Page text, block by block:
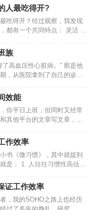
？4条亲身经历的硬道理送给
人最吃得开?
吃得开？经过观察，我发现
都有一个共同特点： 灵活 。
年，仍有浓厚的学生思维，
题单一对立。灵活的人，思
现象看本质，更不会轻易受
，他们知道，只有一把手说
想提拔你，即使你能力一
们的重点就是， 抓住关键少
众基…
族
了高血压性心脏病。” 那是他
，从医院拿到了自己的诊断
又很明白，事情到了这种地
近两年的时间里，他一直深
比两年前胖了21斤，记忆力
也很难像以前一样时刻集
工作中出现的各种乱子。 生
从没有哪一刻，让他对自己
效能
你平日上班，但同时又经常
其他平台的文章写文章，每
笔记，两天一本书的节奏。
多时间呢？今天在2016年下
享，我的时间管理心得同时
《番茄工作法》，总结六
日计划2.管理你的四象限：重
重要紧急 不重要不紧急3.专注
结6.学会休息，养…
作效率
书《微习惯》，其中就提到
是： 1. 人往往习惯性高估短
不作为强无数倍；3. 相比在
间坚持做一件事，累积起来
高工作效率的方法，总结起
证工作效率
，我的SOHO之路上也经历